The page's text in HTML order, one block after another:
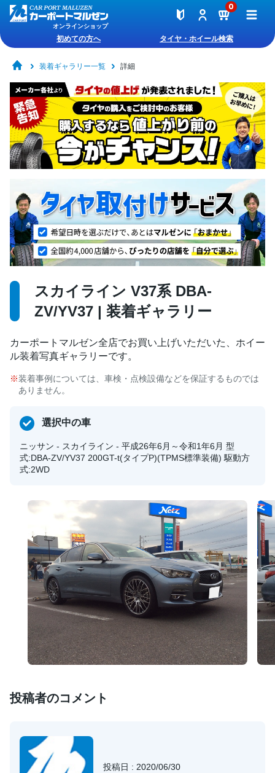
オンラインショップ
0
初めての方へ タイヤ・ホイール検索
装着ギャラリー一覧 詳細
スカイライン V37系 DBA-
ZV/YV37 | 装着ギャラリー
カーポートマルゼン全店でお買い上げいただいた、ホイー
ル装着写真ギャラリーです。
装着事例については、車検・点検設備などを保証するものでは
ありません。
選択中の車
ニッサン - スカイライン - 平成26年6月～令和1年6月 型
式:DBA-ZV/YV37 200GT-t(タイプP)(TPMS標準装備) 駆動方
式:2WD
投稿者のコメント
投稿日 : 2020/06/30